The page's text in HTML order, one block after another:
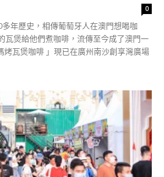
0
年歷史，相傳葡萄牙人在澳門想喝咖
瓦煲給他們煮咖啡，流傳至今成了澳門一
瓦煲咖啡 」現已在廣州南沙創享灣廣場